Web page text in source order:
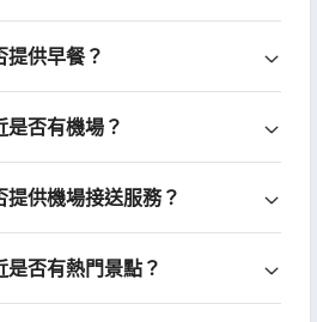
供早餐？
否有機場？
供機場接送服務？
否有熱門景點？